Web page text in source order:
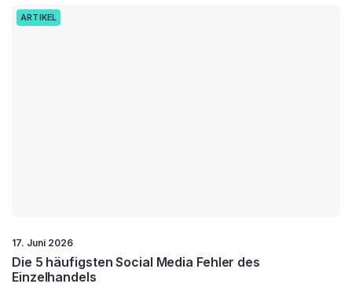
ARTIKEL
17. Juni 2026
Die 5 häufigsten Social Media Fehler des
Einzelhandels